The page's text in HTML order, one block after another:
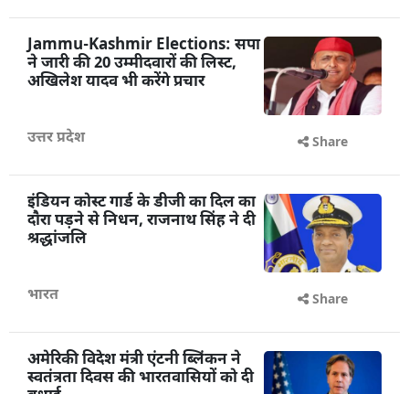
Jammu-Kashmir Elections: सपा
ने जारी की 20 उम्मीदवारों की लिस्ट,
अखिलेश यादव भी करेंगे प्रचार
उत्तर प्रदेश Share
इंडियन कोस्ट गार्ड के डीजी का दिल का
दौरा पड़ने से निधन, राजनाथ सिंह ने दी
श्रद्धांजलि
भारत Share
अमेरिकी विदेश मंत्री एंटनी ब्लिंकन ने
स्वतंत्रता दिवस की भारतवासियों को दी